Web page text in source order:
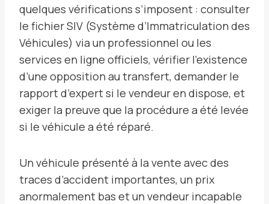
quelques vérifications s’imposent : consulter
le fichier SIV (Système d’Immatriculation des
Véhicules) via un professionnel ou les
services en ligne officiels, vérifier l’existence
d’une opposition au transfert, demander le
rapport d’expert si le vendeur en dispose, et
exiger la preuve que la procédure a été levée
si le véhicule a été réparé.
Un véhicule présenté à la vente avec des
traces d’accident importantes, un prix
anormalement bas et un vendeur incapable